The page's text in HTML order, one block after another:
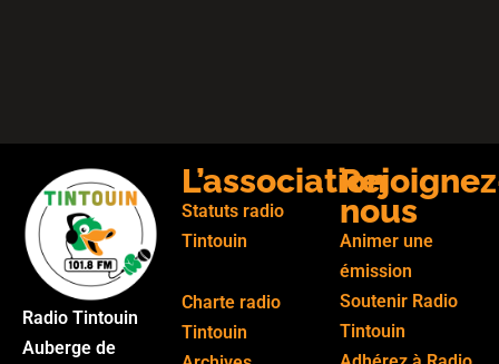
Radio Tintouin
Auberge de
L’association
Statuts radio
Tintouin
Charte radio
Tintouin
nous
Animer une
émission
Soutenir Radio
Tintouin